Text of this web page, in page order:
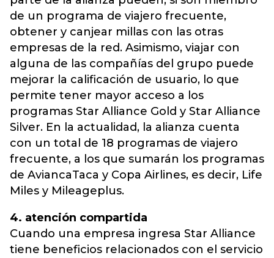
de un programa de viajero frecuente,
obtener y canjear millas con las otras
empresas de la red. Asimismo, viajar con
alguna de las compañías del grupo puede
mejorar la calificación de usuario, lo que
permite tener mayor acceso a los
programas Star Alliance Gold y Star Alliance
Silver. En la actualidad, la alianza cuenta
con un total de 18 programas de viajero
frecuente, a los que sumarán los programas
de AviancaTaca y Copa Airlines, es decir, Life
Miles y Mileageplus.
4. atención compartida
Cuando una empresa ingresa Star Alliance
tiene beneficios relacionados con el servicio